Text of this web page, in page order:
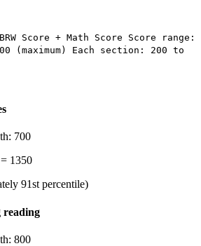
Score + Math Score Score range:
(maximum) Each section: 200 to
700
1350
91st percentile)
reading
800